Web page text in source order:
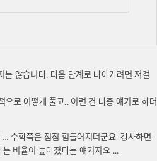
않습니다. 다음 단계로 나아가려면 저걸
로 어떻게 풀고.. 이런 건 나중 얘기로 하더
수학쪽은 점점 힘들어지더군요. 강사하면
비율이 높아졌다는 얘기지요 ...